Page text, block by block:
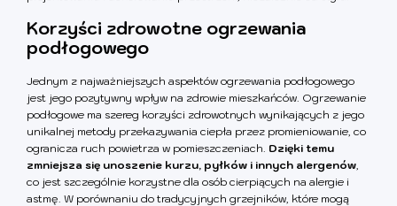
Korzyści zdrowotne ogrzewania
podłogowego
Jednym z najważniejszych aspektów ogrzewania podłogowego
jest jego pozytywny wpływ na zdrowie mieszkańców. Ogrzewanie
podłogowe ma szereg korzyści zdrowotnych wynikających z jego
unikalnej metody przekazywania ciepła przez promieniowanie, co
ogranicza ruch powietrza w pomieszczeniach. Dzięki temu
zmniejsza się unoszenie kurzu, pyłków i innych alergenów
co jest szczególnie korzystne dla osób cierpiących na alergie i
astmę. W porównaniu do tradycyjnych grzejników, które mogą